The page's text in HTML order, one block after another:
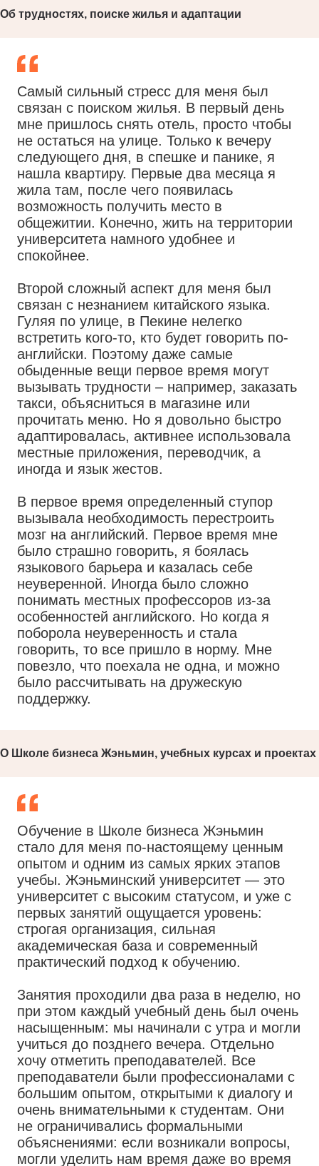
Об трудностях, поиске жилья и адаптации
Самый сильный стресс для меня был
связан с поиском жилья. В первый день
мне пришлось снять отель, просто чтобы
не остаться на улице. Только к вечеру
следующего дня, в спешке и панике, я
нашла квартиру. Первые два месяца я
жила там, после чего появилась
возможность получить место в
общежитии. Конечно, жить на территории
университета намного удобнее и
спокойнее.
Второй сложный аспект для меня был
связан с незнанием китайского языка.
Гуляя по улице, в Пекине нелегко
встретить кого-то, кто будет говорить по-
английски. Поэтому даже самые
обыденные вещи первое время могут
вызывать трудности – например, заказать
такси, объясниться в магазине или
прочитать меню. Но я довольно быстро
адаптировалась, активнее использовала
местные приложения, переводчик, а
иногда и язык жестов.
В первое время определенный ступор
вызывала необходимость перестроить
мозг на английский. Первое время мне
было страшно говорить, я боялась
языкового барьера и казалась себе
неуверенной. Иногда было сложно
понимать местных профессоров из-за
особенностей английского. Но когда я
поборола неуверенность и стала
говорить, то все пришло в норму. Мне
повезло, что поехала не одна, и можно
было рассчитывать на дружескую
поддержку.
О Школе бизнеса Жэньмин, учебных курсах и проектах
Обучение в Школе бизнеса Жэньмин
стало для меня по-настоящему ценным
опытом и одним из самых ярких этапов
учебы. Жэньминский университет — это
университет с высоким статусом, и уже с
первых занятий ощущается уровень:
строгая организация, сильная
академическая база и современный
практический подход к обучению.
Занятия проходили два раза в неделю, но
при этом каждый учебный день был очень
насыщенным: мы начинали с утра и могли
учиться до позднего вечера. Отдельно
хочу отметить преподавателей. Все
преподаватели были профессионалами с
большим опытом, открытыми к диалогу и
очень внимательными к студентам. Они
не ограничивались формальными
объяснениями: если возникали вопросы,
могли уделить нам время даже во время